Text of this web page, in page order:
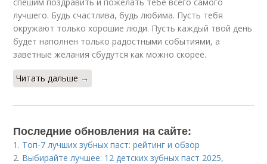
лучшего. Будь счастлива, будь любима. Пусть тебя
окружают только хорошие люди. Пусть каждый твой день
будет наполнен только радостными событиями, а
заветные желания сбудутся как можно скорее.
Читать дальше →
Последние обновления на сайте:
1. Топ-7 лучших зубных паст: рейтинг и обзор
2. Выбирайте лучшее: 12 детских зубных паст 2025,